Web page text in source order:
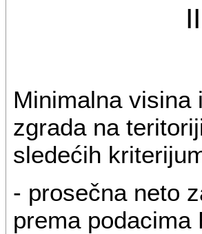
Minimalna visina
zgrada na
sledećih
- prosečna neto
prema